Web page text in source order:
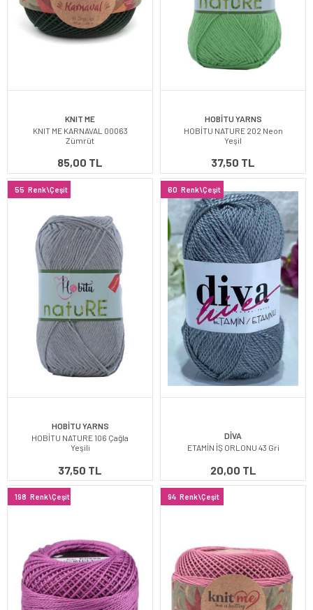
KNIT ME
KNIT ME KARNAVAL 00063
Zümrüt
85,00 TL
HOBİTU YARNS
HOBİTU NATURE 202 Neon
Yeşil
37,50 TL
55 Renk\Çeşit
HOBİTU YARNS
HOBİTU NATURE 106 Çağla
Yeşili
37,50 TL
60 Renk\Çeşit
DİVA
ETAMİN İŞ ORLONU 43 Gri
20,00 TL
198 Renk\Çeşit 94 Renk\Çeşit